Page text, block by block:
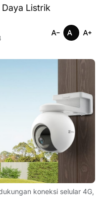
Listrik
koneksi selular 4G,